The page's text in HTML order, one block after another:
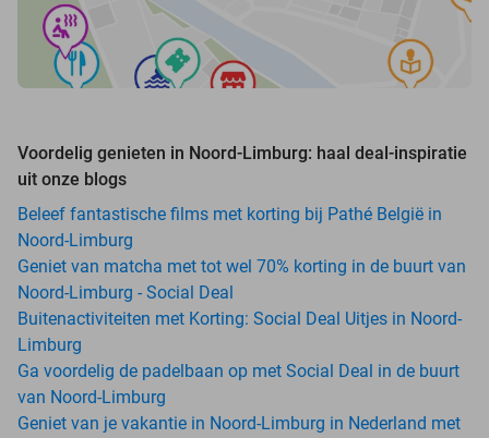
Voordelig genieten in Noord-Limburg: haal deal-inspiratie
uit onze blogs
Beleef fantastische films met korting bij Pathé België in
Noord-Limburg
Geniet van matcha met tot wel 70% korting in de buurt van
Noord-Limburg - Social Deal
Buitenactiviteiten met Korting: Social Deal Uitjes in Noord-
Limburg
Ga voordelig de padelbaan op met Social Deal in de buurt
van Noord-Limburg
Geniet van je vakantie in Noord-Limburg in Nederland met